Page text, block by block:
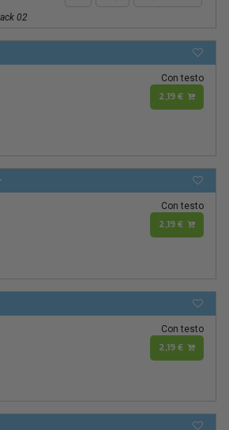
02
Con testo
2,19 €
Con testo
2,19 €
Con testo
2,19 €